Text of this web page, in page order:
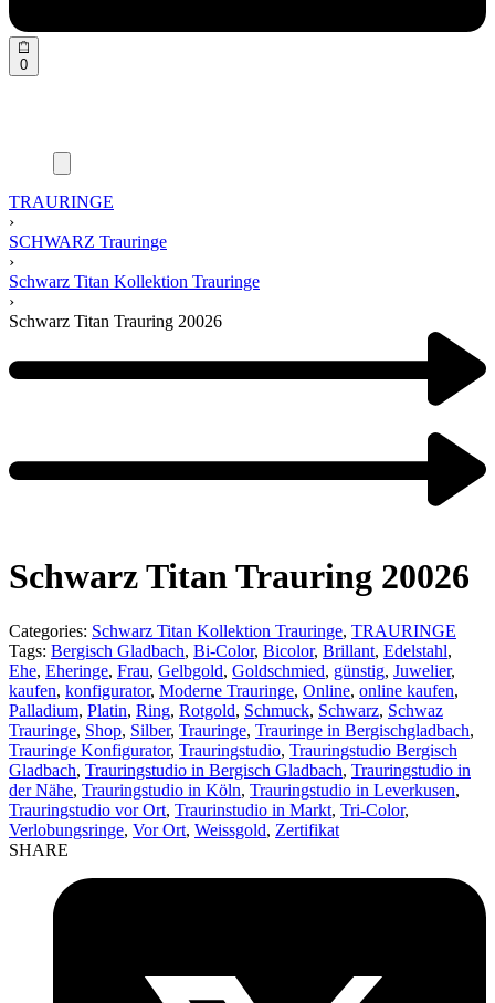
0
TRAURINGE
›
SCHWARZ Trauringe
›
Schwarz Titan Kollektion Trauringe
›
Schwarz Titan Trauring 20026
navigation
Schwarz Titan Trauring 20026
Categories: Schwarz Titan Kollektion Trauringe, TRAURINGE
Tags: Bergisch Gladbach, Bi-Color, Bicolor, Brillant, Edelstahl,
Ehe, Eheringe, Frau, Gelbgold, Goldschmied, günstig, Juwelier,
kaufen, konfigurator, Moderne Trauringe, Online, online kaufen,
Palladium, Platin, Ring, Rotgold, Schmuck, Schwarz, Schwaz
Trauringe, Shop, Silber, Trauringe, Trauringe in Bergischgladbach,
Trauringe Konfigurator, Trauringstudio, Trauringstudio Bergisch
Gladbach, Trauringstudio in Bergisch Gladbach, Trauringstudio in
der Nähe, Trauringstudio in Köln, Trauringstudio in Leverkusen,
Trauringstudio vor Ort, Traurinstudio in Markt, Tri-Color,
Verlobungsringe, Vor Ort, Weissgold, Zertifikat
SHARE